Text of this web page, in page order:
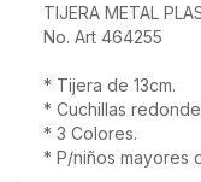
TIJERA METAL
No. Art 464255
* Tijera de 13cm.
* Cuchillas
* 3 Colores.
* P/niños mayores